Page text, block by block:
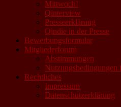
Mittwoch!
Qinterview
Presseerklärung
Qindie in der Presse
Bewerbungsformular
Mitgliederforum
Abstimmungen
Nutzungsbedingungen
Rechtliches
Impressum
Datenschutzerklärung